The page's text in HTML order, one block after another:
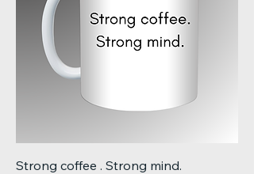
Strong coffee . Strong mind.